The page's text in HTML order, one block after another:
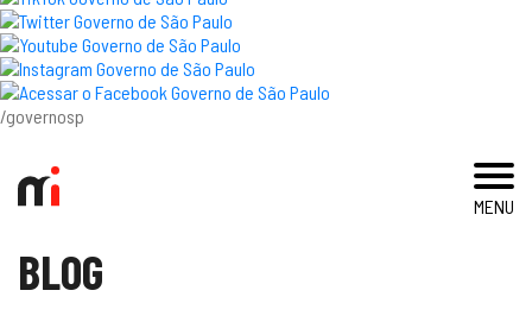
/governosp
MENU
exposições e eventos
acervo e pesquisa
BLOG